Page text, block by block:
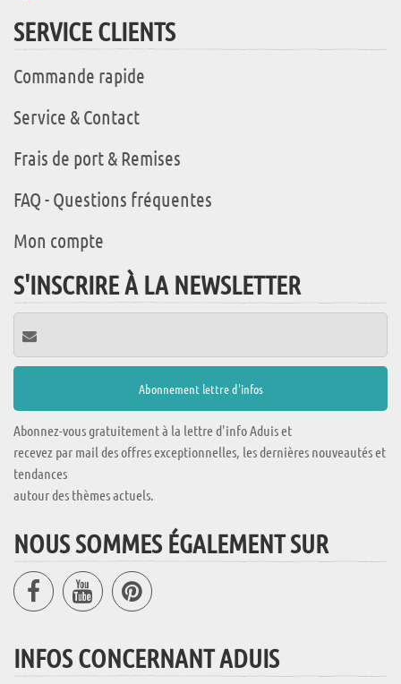
SERVICE CLIENTS
Commande rapide
Service & Contact
Frais de port & Remises
FAQ - Questions fréquentes
Mon compte
S'INSCRIRE À LA NEWSLETTER
Abonnez-vous gratuitement à la lettre d'info Aduis et
recevez par mail des offres exceptionnelles, les dernières nouveautés et
tendances
autour des thèmes actuels.
NOUS SOMMES ÉGALEMENT SUR
INFOS CONCERNANT ADUIS